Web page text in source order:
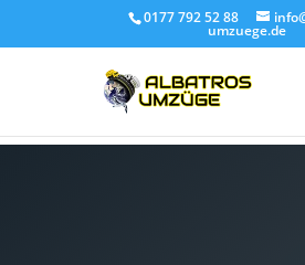
0177 792 52 88
umzuege.de